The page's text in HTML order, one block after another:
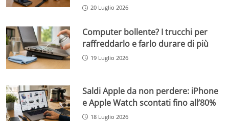
20 Luglio 2026
Computer bollente? I trucchi per
raffreddarlo e farlo durare di più
19 Luglio 2026
Saldi Apple da non perdere: iPhone
e Apple Watch scontati fino all’80%
18 Luglio 2026